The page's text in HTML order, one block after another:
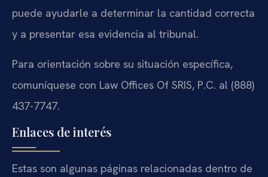
puede ayudarle a determinar la cantidad correcta
y a presentar esa evidencia al tribunal.
Para orientación sobre su situación específica,
comuníquese con Law Offices Of SRIS, P.C. al (888)
437-7747.
Enlaces de interés
Estas son algunas páginas relacionadas dentro de